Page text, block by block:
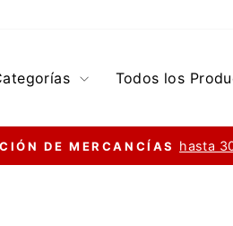
Todos los
DE MERCANCÍAS hasta